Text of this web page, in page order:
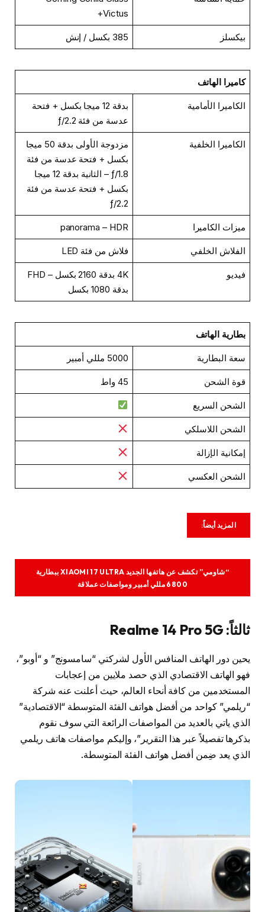
Victus+
بيكسلز 385 بكسل / إنش
كاميرا الهاتف
الكاميرا الأمامية
بدقة 12 ميجا بكسل + فتحة
عدسة من فئة ƒ/2.2
الكاميرا الخلفية
مزدوجة الأولى بدقة 50 ميجا
بكسل + فتحة عدسة من فئة
ƒ/1.8 – الثانية بدقة 12 ميجا
بكسل + فتحة عدسة من فئة
ƒ/2.2
ميزات الكاميرا panorama – HDR
الفلاش الخلفي فلاش من فئة LED
فيديو
4K بدقة 2160 بكسل – FHD
بدقة 1080 بكسل
بطارية الهاتف
سعة البطارية 5000 مللي أمبير
قوة الشحن 45 واط
الشحن السريع
الشحن اللاسلكي
إمكانية الإزالة
الشحن العكسي
المزيد أيضاً:
“شاومي” تكشف عن هاتفها الجديد XIAOMI 17 ULTRA ببطارية
6800 مللي أمبير ومواصفات عملاقة
ثالثاً: Realme 14 Pro 5G
يحين دور الهاتف المنافس الأول لشركتي “سامسونج” و “أوبو”،
فهو الهاتف الاقتصادي الذي حصد ملايين من إعجابات
المستخدمين من كافة أنحاء العالم، حيث أعلنت عنه شركة
“ريلمي” كواحد من أفضل هواتف الفئة المتوسطة “الاقتصادية”
الذي ياتي بالعديد من المواصفات الرائعة التي سوف نقوم
بذكرها تفصيلاً عبر هذا التقرير”، وإليكم مواصفات هاتف ريلمي
الذي يعد ضِمن أفضل هواتف الفئة المتوسطة.